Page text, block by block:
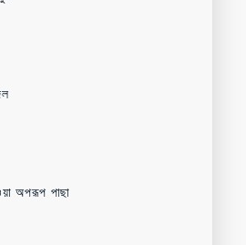
অপরূপ পাছা